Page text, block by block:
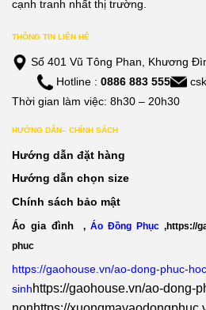
cạnh tranh nhất thị trường.
THÔNG TIN LIÊN HỆ
Số 401 Vũ Tông Phan, Khương
Hotline : 0886 883 555
Thời gian làm việc: 8h30 – 20h30
HƯỚNG DẪN– CHÍNH SÁCH
Hướng dẫn đặt hàng
Hướng dẫn chọn size
Chính sách bảo mật
Áo gia đình , Áo Đồng Phục ,https://
phuc
https://gaohouse.vn/ao-dong-phuc-
sinhhttps://gaohouse.vn/ao-dong-